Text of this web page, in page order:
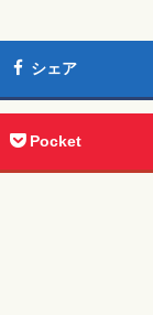
シェア
Pocket